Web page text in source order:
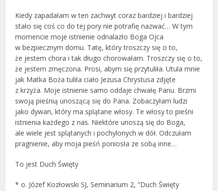
Kiedy zapadałam w ten zachwyt coraz bardziej i bardziej
stało się coś co do tej pory nie potrafię nazwać… W tym
momencie moje istnienie odnalazło Boga Ojca
w bezpiecznym domu. Tatę, który troszczy się o to,
że jestem chora i tak długo chorowałam. Troszczy się o to,
że jestem zmęczona. Prosi, abym się przytuliła. Utula mnie
jak Matka Boża tuliła ciało Jezusa Chrystusa zdjęte
z krzyża. Moje istnienie samo oddaje chwałę Panu. Brzmi
swoją pieśnią unoszącą się do Pana. Zobaczyłam ludzi
jako dywan, który ma splątane włosy. Te włosy to pieśni
istnienia każdego z nas. Niektóre unoszą się do Boga,
ale wiele jest splątanych i pochylonych w dół. Odczułam
pragnienie, aby moja pieśń poniosła ze sobą inne…
To jest Duch Święty
* o. Józef Kozłowski SJ, Seminarium 2, ”Duch Święty